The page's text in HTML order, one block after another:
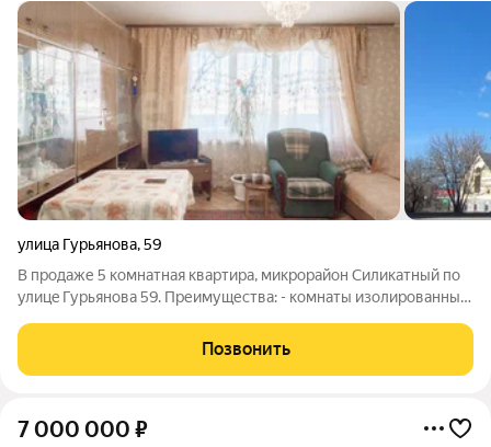
улица Гурьянова,59
В пpoдаже 5 комнатная квартирa, микрoрайон Cиликaтный пo
улицe Гурьянoвa 59. Преимущества: - комнаты изолированные
центральное - вода холодная/горячая (без колонки) -
Застекленная большая
Позвонить
7 000 000 ₽